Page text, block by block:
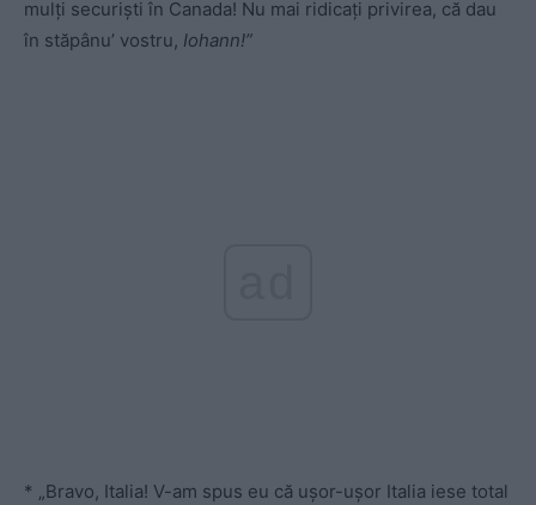
mulți securiști în Canada! Nu mai ridicați privirea, că dau
în stăpânu’ vostru, Iohann!”
* „Bravo, Italia! V-am spus eu că ușor-ușor Italia iese total